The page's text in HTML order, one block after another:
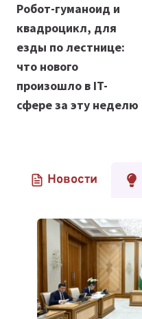
по
записям
Робот-гуманоид и
квадроцикл, для
езды по лестнице:
что нового
произошло в IT-
сфере за эту неделю
Новости